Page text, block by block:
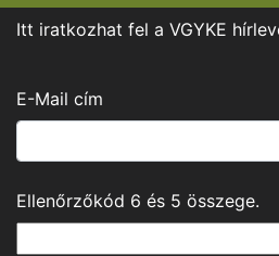
Itt iratkozhat fel a VGYKE
E-Mail cím
Ellenőrzőkód 6 és 5 összege.